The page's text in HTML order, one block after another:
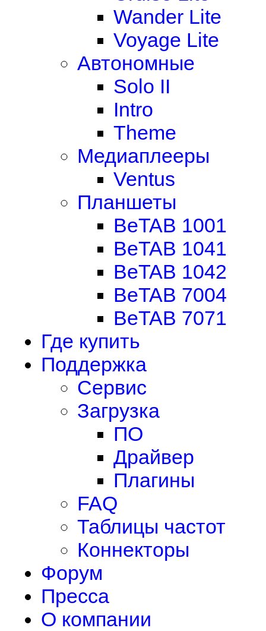
Wander Lite
Voyage Lite
Автономные
Solo II
Intro
Theme
Медиаплееры
Ventus
Планшеты
BeTAB 1001
BeTAB 1041
BeTAB 1042
BeTAB 7004
BeTAB 7071
Где купить
Поддержка
Сервис
Загрузка
ПО
Драйвер
Плагины
FAQ
Таблицы частот
Коннекторы
Форум
Пресса
О компании